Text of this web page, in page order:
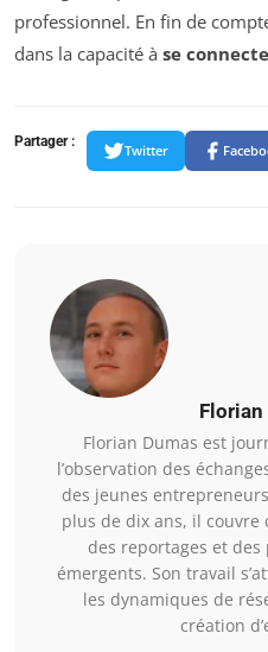
professionnel. En fin de
dans la capacité à se
Partager :
Twitter
Florian
Florian Dumas est
l’observation des
des jeunes
plus de dix ans, il couvre
des reportages et
émergents. Son travail
les dynamiques de
création